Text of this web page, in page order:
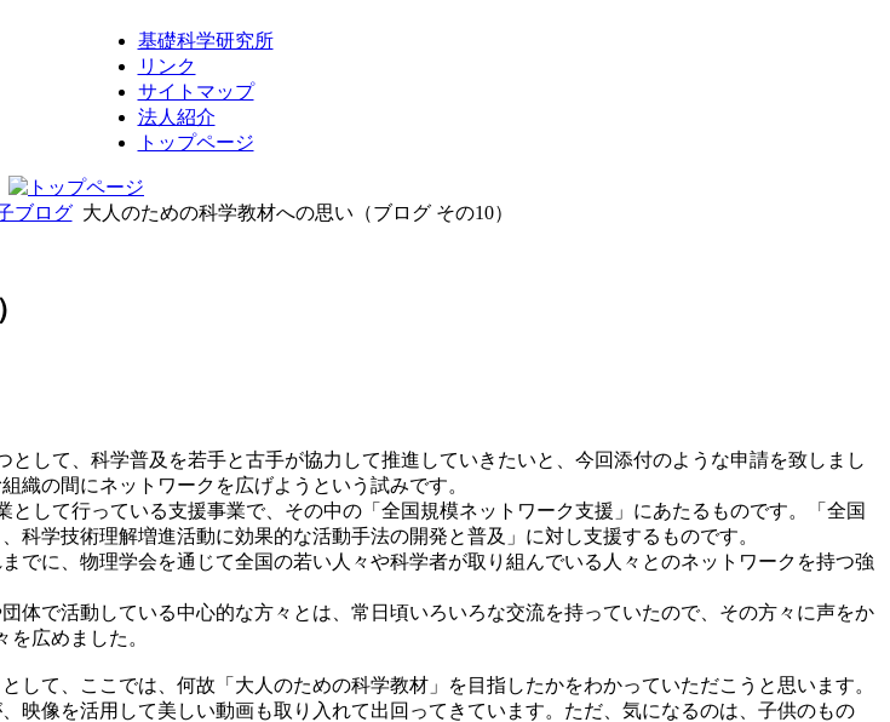
基礎科学研究所
リンク
サイトマップ
法人紹介
トップページ
ブログ 大人のための科学教材への思い（ブログ その10）
して、科学普及を若手と古手が協力して推進していきたいと、今回添付のような申請を致しまし
織の間にネットワークを広げようという試みです。
して行っている支援事業で、その中の「全国規模ネットワーク支援」にあたるものです。「全国
学技術理解増進活動に効果的な活動手法の開発と普及」に対し支援するものです。
でに、物理学会を通じて全国の若い人々や科学者が取り組んでいる人々とのネットワークを持つ強
体で活動している中心的な方々とは、常日頃いろいろな交流を持っていたので、その方々に声をか
広めました。
て、ここでは、何故「大人のための科学教材」を目指したかをわかっていただこうと思います。
映像を活用して美しい動画も取り入れて出回ってきています。ただ、気になるのは、子供のもの